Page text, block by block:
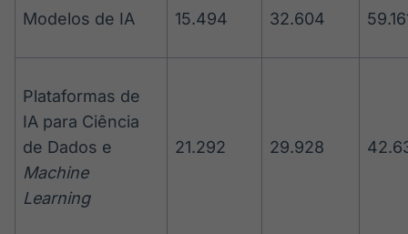
Modelos de IA 15.494 32.604
Plataformas de
IA para Ciência
de Dados e
Machine
Learning
21.292 29.928